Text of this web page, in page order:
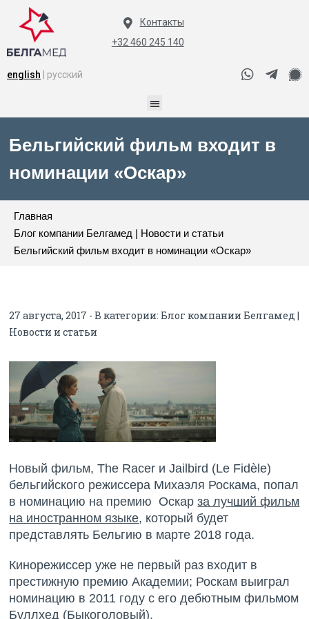
Контакты
+32 460 245 140
english | русский
Бельгийский фильм входит в
номинации «Оскар»
Главная
Блог компании Белгамед | Новости и статьи
Бельгийский фильм входит в номинации «Оскар»
27 августа, 2017 - В категории:Блог компании Белгамед |
Новости и статьи
Новый фильм, The Racer и Jailbird (Le Fidèle)
бельгийского режиссера Михаэля Роскама, попал
в номинацию на премию Оскарза лучший фильм
на иностранном языке, который будет
представлять Бельгию в марте 2018 года.
Кинорежиссер уже не первый раз входит в
престижную премию Академии; Роскам выиграл
номинацию в 2011 году с его дебютным фильмом
Буллхед (Быкоголовый).